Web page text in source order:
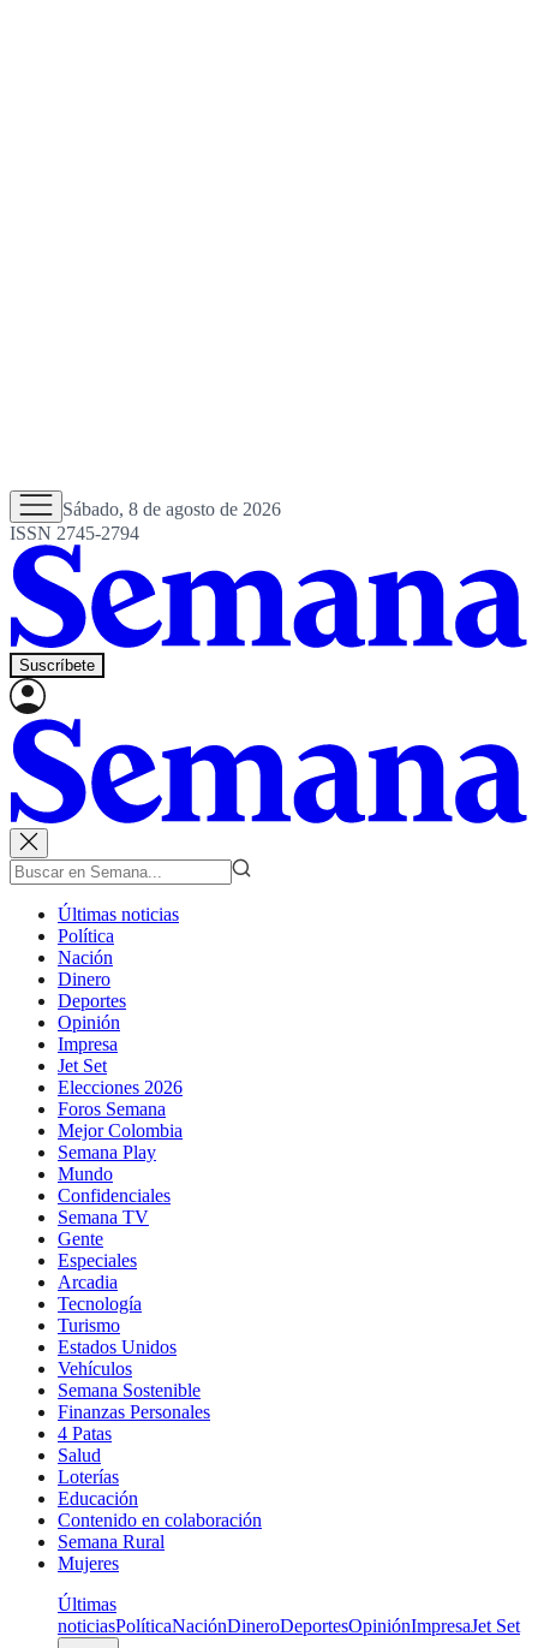
Sábado, 8 de agosto de 2026
ISSN 2745-2794
Suscríbete
Últimas noticias
Política
Nación
Dinero
Deportes
Opinión
Impresa
Jet Set
Elecciones 2026
Foros Semana
Mejor Colombia
Semana Play
Mundo
Confidenciales
Semana TV
Gente
Especiales
Arcadia
Tecnología
Turismo
Estados Unidos
Vehículos
Semana Sostenible
Finanzas Personales
4 Patas
Salud
Loterías
Educación
Contenido en colaboración
Semana Rural
Mujeres
Últimas
noticiasPolíticaNaciónDineroDeportesOpiniónImpresaJet Set